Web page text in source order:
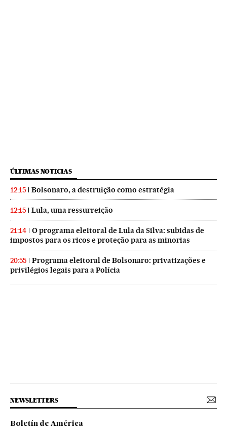
ÚLTIMAS NOTICIAS
12:15 Bolsonaro, a destruição como estratégia
12:15 Lula, uma ressurreição
21:14
O programa eleitoral de Lula da Silva: subidas de
impostos para os ricos e proteção para as minorias
20:55
Programa eleitoral de Bolsonaro: privatizações e
privilégios legais para a Polícia
NEWSLETTERS
Boletín de América